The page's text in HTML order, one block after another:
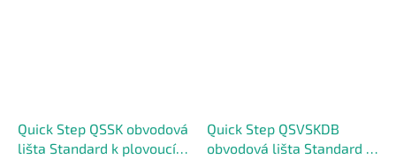
Quick Step QSSK obvodová
lišta Standard k plovoucím
Quick Step QSVSKDB
obvodová lišta Standard k